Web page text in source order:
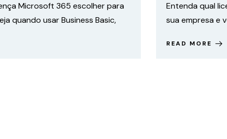
Entenda qual licença Microsoft 365 escolher para
sua empresa e veja quando usar Business Basic,